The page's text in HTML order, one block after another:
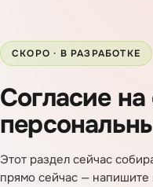
СКОРО · В РАЗРАБОТКЕ
Согласие
Этот раздел сейчас
прямо сейчас — напишите